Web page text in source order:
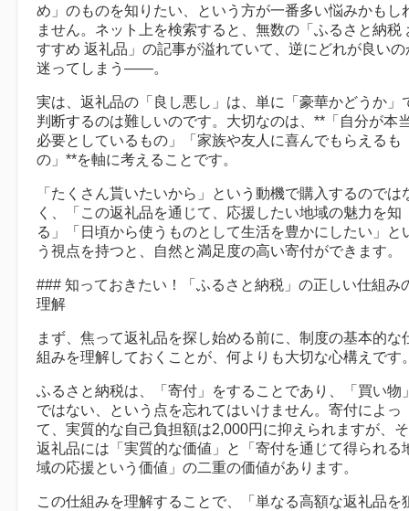
め」のものを知りたい、という方が一番多い悩みかもし
ません。ネット上を検索すると、無数の「ふるさと納税
すすめ 返礼品」の記事が溢れていて、逆にどれが良いの
迷ってしまう――。
実は、返礼品の「良し悪し」は、単に「豪華かどうか」
判断するのは難しいのです。大切なのは、**「自分が本
必要としているもの」「家族や友人に喜んでもらえるも
の」**を軸に考えることです。
「たくさん貰いたいから」という動機で購入するのでは
く、「この返礼品を通じて、応援したい地域の魅力を知
る」「日頃から使うものとして生活を豊かにしたい」と
う視点を持つと、自然と満足度の高い寄付ができます。
### 知っておきたい！「ふるさと納税」の正しい仕組み
理解
まず、焦って返礼品を探し始める前に、制度の基本的な
組みを理解しておくことが、何よりも大切な心構えです
ふるさと納税は、「寄付」をすることであり、「買い物
ではない、という点を忘れてはいけません。寄付によっ
て、実質的な自己負担額は2,000円に抑えられますが、
返礼品には「実質的な価値」と「寄付を通じて得られる
域の応援という価値」の二重の価値があります。
この仕組みを理解することで、「単なる高額な返礼品を